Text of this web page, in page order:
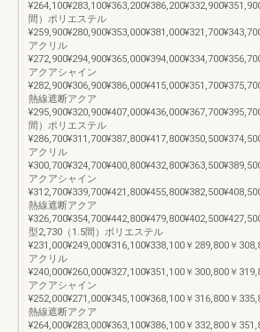
間）ポリエステル
アクリル
アクアシャイン
熱線遮断アクア
間）ポリエステル
アクリル
アクアシャイン
熱線遮断アクア
型2,730（1.5間）ポリエステル
¥231,000¥249,000¥316,100¥338,100￥289,800￥
アクリル
¥240,000¥260,000¥327,100¥351,100￥300,800￥
アクアシャイン
¥252,000¥271,000¥345,100¥368,100￥316,800￥
熱線遮断アクア
¥264,000¥283,000¥363,100¥386,100￥332,800￥